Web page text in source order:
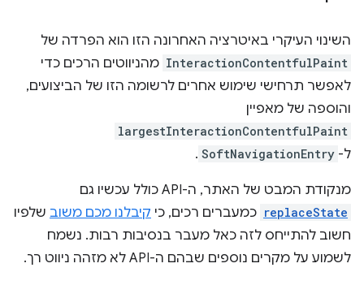
השינוי העיקרי באיטרציה האחרונה הזו הוא הפרדה של
InteractionContentfulPaint מהניווטים הרכים כדי
לאפשר תרחישי שימוש אחרים לרשומה הזו של הביצועים,
והוספה של מאפיין
largestInteractionContentfulPaint
ל- SoftNavigationEntry
.
מנקודת המבט של האתר, ה-API כולל עכשיו גם
replaceState כמעברים רכים, כי קיבלנו מכם משוב שלפיו
חשוב להתייחס לזה כאל מעבר בנסיבות רבות. נשמח
לשמוע על מקרים נוספים שבהם ה-API לא מזהה ניווט רך.